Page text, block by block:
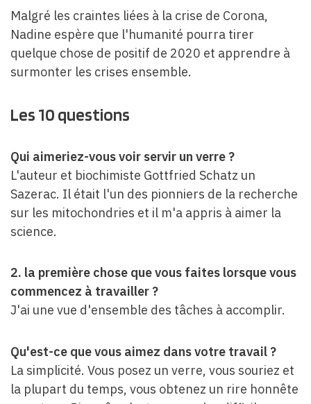
Malgré les craintes liées à la crise de Corona,
Nadine espère que l'humanité pourra tirer
quelque chose de positif de 2020 et apprendre à
surmonter les crises ensemble.
Les 10 questions
Qui aimeriez-vous voir servir un verre ?
L'auteur et biochimiste Gottfried Schatz un
Sazerac. Il était l'un des pionniers de la recherche
sur les mitochondries et il m'a appris à aimer la
science.
2. la première chose que vous faites lorsque vous
commencez à travailler ?
J'ai une vue d'ensemble des tâches à accomplir.
Qu'est-ce que vous aimez dans votre travail ?
La simplicité. Vous posez un verre, vous souriez et
la plupart du temps, vous obtenez un rire honnête